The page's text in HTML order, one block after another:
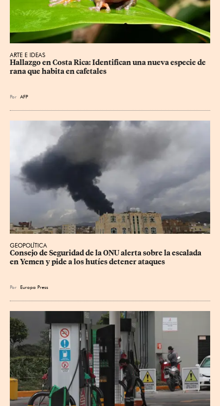
ARTE E IDEAS
Hallazgo en Costa Rica: Identifican una nueva especie de
rana que habita en cafetales
Por AFP
GEOPOLÍTICA
Consejo de Seguridad de la ONU alerta sobre la escalada
en Yemen y pide a los hutíes detener ataques
Por Europa Press